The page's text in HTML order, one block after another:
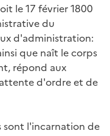
le 17 février 1800
du
d'administration:
que naît le corps
répond aux
d'ordre et de
sont l'incarnation de